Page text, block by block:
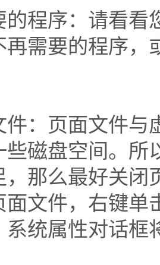
程序：请看
需要的程序
：页面文件
些磁盘空间。
那么最好关闭
面文件，右键
系统属性对话